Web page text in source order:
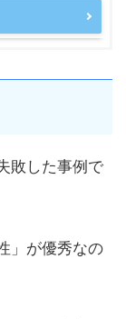
敗した事例で
」が優秀なの